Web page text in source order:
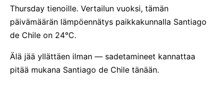
Thursday tienoille. Vertailun vuoksi, tämän
päivämäärän lämpöennätys paikkakunnalla Santiago
de Chile on 24°C.
Älä jää yllättäen ilman — sadetamineet kannattaa
pitää mukana Santiago de Chile tänään.